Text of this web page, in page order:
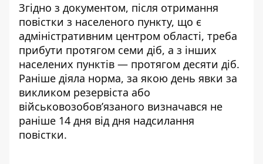
Згідно з документом, після отримання
повістки з населеного пункту, що є
адміністративним центром області, треба
прибути протягом семи діб, а з інших
населених пунктів — протягом десяти діб.
Раніше діяла норма, за якою день явки за
викликом резервіста або
військовозобов’язаного визначався не
раніше 14 дня від дня надсилання
повістки.